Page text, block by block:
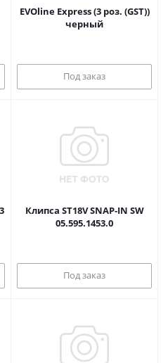
EVOline Express (3 роз. (GST))
черный
Под заказ
Клипса ST18V SNAP-IN SW
05.595.1453.0
Под заказ